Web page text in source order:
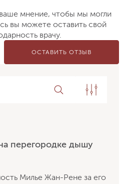
перегородке дышу
Милье Жан-Рене за его
мнение, чтобы мы могли
вы можете оставить свой
врачу.
ОСТАВИТЬ ОТЗЫВ